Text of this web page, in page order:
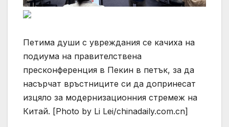
Петима души с увреждания се качиха на
подиума на правителствена
пресконференция в Пекин в петък, за да
насърчат връстниците си да допринесат
изцяло за модернизационния стремеж на
Китай. [Photo by Li Lei/chinadaily.com.cn]